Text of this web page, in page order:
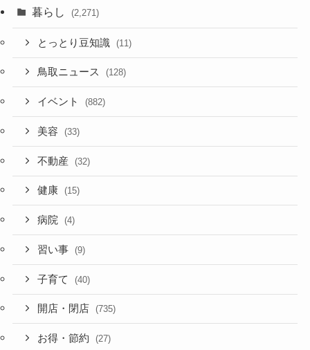
暮らし (2,271)
とっとり豆知識 (11)
鳥取ニュース (128)
イベント (882)
美容 (33)
不動産 (32)
健康 (15)
病院 (4)
習い事 (9)
子育て (40)
開店・閉店 (735)
お得・節約 (27)